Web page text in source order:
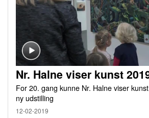
Nr. Halne viser kunst
For 20. gang kunne Nr. Halne viser
ny udstilling
12-02-2019